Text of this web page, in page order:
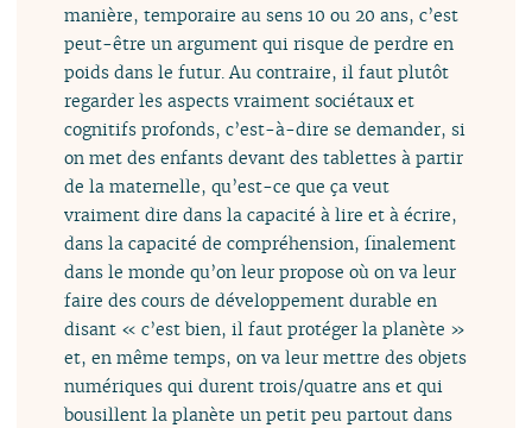
manière, temporaire au sens 10 ou 20 ans, c’est
peut-être un argument qui risque de perdre en
poids dans le futur. Au contraire, il faut plutôt
regarder les aspects vraiment sociétaux et
cognitifs profonds, c’est-à-dire se demander, si
on met des enfants devant des tablettes à partir
de la maternelle, qu’est-ce que ça veut
vraiment dire dans la capacité à lire et à écrire,
dans la capacité de compréhension, finalement
dans le monde qu’on leur propose où on va leur
faire des cours de développement durable en
disant « c’est bien, il faut protéger la planète »
et, en même temps, on va leur mettre des objets
numériques qui durent trois/quatre ans et qui
bousillent la planète un petit peu partout dans